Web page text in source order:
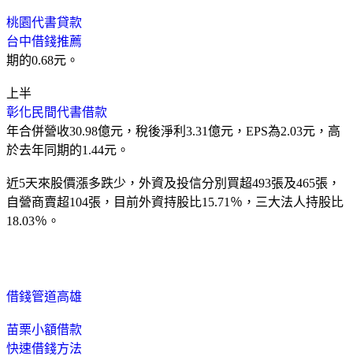
桃園代書貸款
台中借錢推薦
期的0.68元。
上半
彰化民間代書借款
年合併營收30.98億元，稅後淨利3.31億元，EPS為2.03元，高
於去年同期的1.44元。
近5天來股價漲多跌少，外資及投信分別買超493張及465張，
自營商賣超104張，目前外資持股比15.71％，三大法人持股比
18.03％。
借錢管道高雄
苗栗小額借款
快速借錢方法